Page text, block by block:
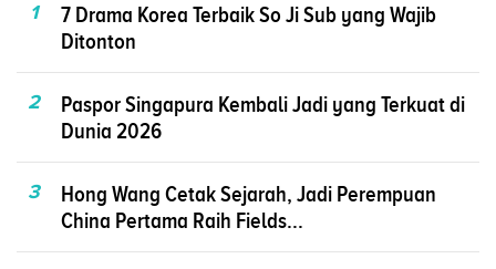
1
7 Drama Korea Terbaik So Ji Sub yang Wajib
Ditonton
2
Paspor Singapura Kembali Jadi yang Terkuat di
Dunia 2026
3
Hong Wang Cetak Sejarah, Jadi Perempuan
China Pertama Raih Fields...